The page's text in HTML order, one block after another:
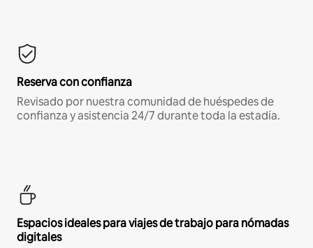
Reserva con confianza
Revisado por nuestra comunidad de huéspedes de
confianza y asistencia 24/7 durante toda la estadía.
Espacios ideales para viajes de trabajo para nómadas
digitales